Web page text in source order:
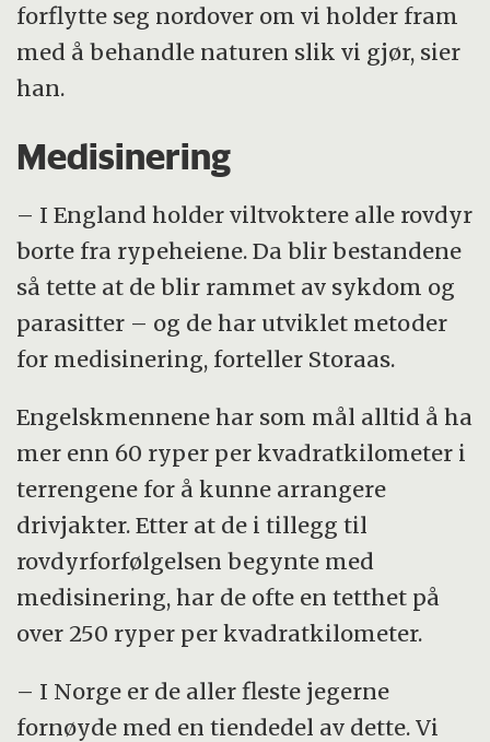
forflytte seg nordover om vi holder fram
med å behandle naturen slik vi gjør, sier
han.
Medisinering
– I England holder viltvoktere alle rovdyr
borte fra rypeheiene. Da blir bestandene
så tette at de blir rammet av sykdom og
parasitter – og de har utviklet metoder
for medisinering, forteller Storaas.
Engelskmennene har som mål alltid å ha
mer enn 60 ryper per kvadratkilometer i
terrengene for å kunne arrangere
drivjakter. Etter at de i tillegg til
rovdyrforfølgelsen begynte med
medisinering, har de ofte en tetthet på
over 250 ryper per kvadratkilometer.
– I Norge er de aller fleste jegerne
fornøyde med en tiendedel av dette. Vi